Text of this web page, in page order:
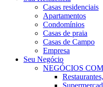
Casas residenciais
Apartamentos
Condomínios
Casas de praia
Casas de Campo
Empresa
Seu Negócio
NEGÓCIOS